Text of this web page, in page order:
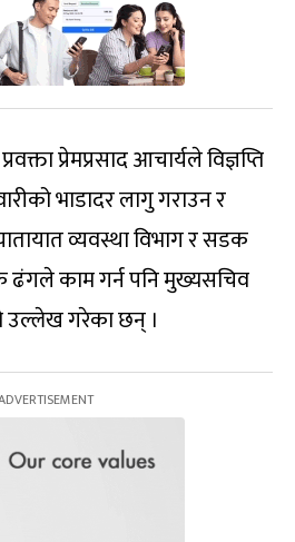
प्रेमप्रसाद आचार्यले विज्ञप्ति
भाडादर लागु गराउन र
व्यवस्था विभाग र सडक
ढंगले काम गर्न पनि मुख्यसचिव
उल्लेख गरेका छन् ।